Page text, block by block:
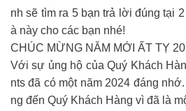
nh sẽ tìm ra 5 bạn trả lời đúng tại
à này cho các bạn nhé!
CHÚC MỪNG NĂM MỚI ẤT TỴ
Với sự ủng hộ của Quý Khách
nts đã có một năm 2024 đáng
ng đến Quý Khách Hàng vì đã là